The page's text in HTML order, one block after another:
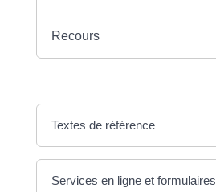
Recours
Textes de référence
Services en ligne et formulaires